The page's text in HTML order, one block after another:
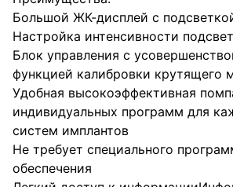
Большой ЖК-дисплей с
Настройка интенсивности
Блок управления с
функцией калибровки крутящего
Удобная высокоэффективная
индивидуальных программ для
систем имплантов
Не требует специального
обеспечения